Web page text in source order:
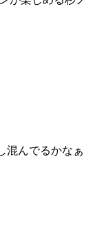
混んでるかなぁ